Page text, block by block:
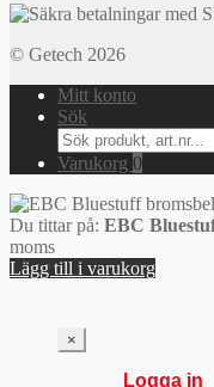
© Getech 2026
Mitt konto
Sök
Search
for:
Varukorg 0
Du tittar på: EBC
moms
Lägg till i varukorg
×
Logga in